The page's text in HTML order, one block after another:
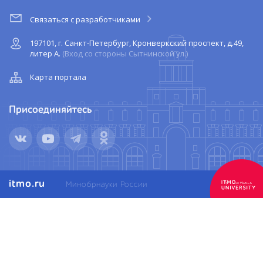
Связаться с разработчиками
197101, г. Санкт-Петербург, Кронверкский проспект, д.49,
литер А. (Вход со стороны Сытнинской ул.)
Карта портала
Присоединяйтесь
itmo.ru Минобрнауки России